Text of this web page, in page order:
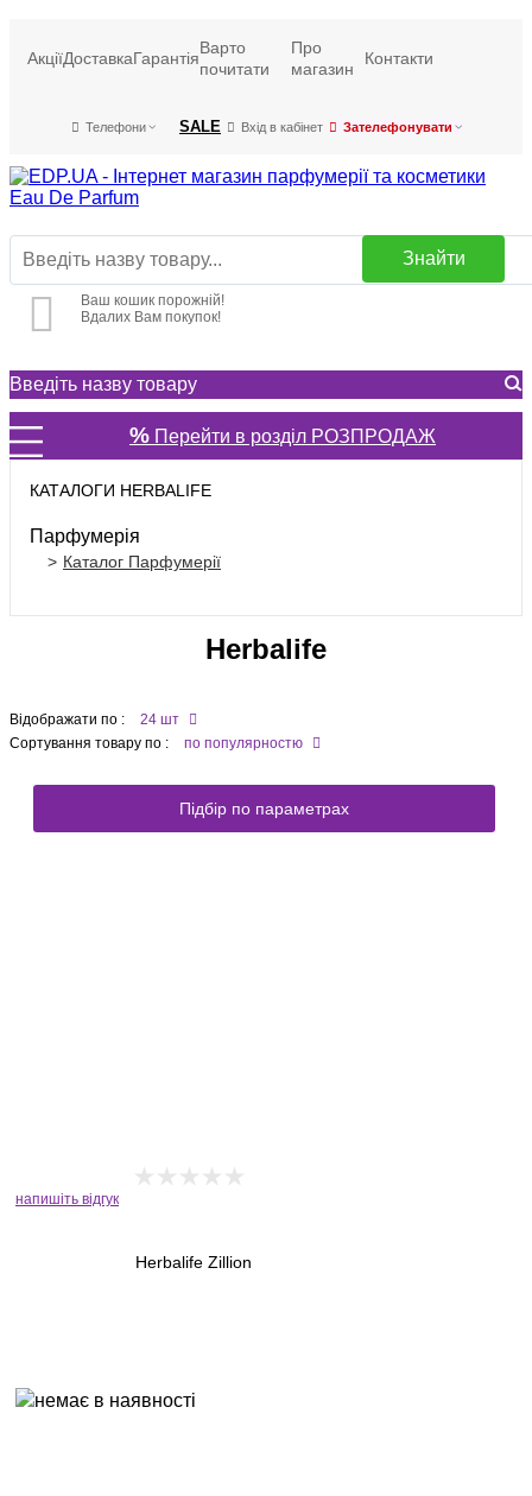
АкціїДоставкаГарантія
Варто
почитати
Про
магазин
Контакти
Телефони SALE Вхід в кабінет Зателефонувати
Знайти
Ваш кошик порожній!
Вдалих Вам покупок!
% Перейти в розділ РОЗПРОДАЖ
КАТАЛОГИ HERBALIFE
Парфумерія
Каталог Парфумерії
Herbalife
Відображати по :
24 шт
Сортування товару по :
по популярностю
Підбір по параметрах
напишіть відгук
Herbalife Zillion